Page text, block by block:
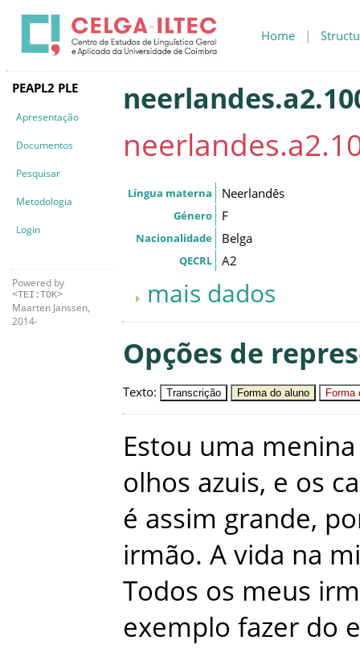
Home |
PEAPL2 PLE
Apresentação
Documentos
Pesquisar
Metodologia
Login
Powered by
<TEI:TOK>
Maarten Janssen,
2014-
Língua materna Neerlandês
Género F
Nacionalidade Belga
QECRL A2
mais dados
Opções de
Texto: Transcrição Forma do aluno Forma
Estou uma menina
olhos azuis, e os
é assim grande,
irmão. A vida na
Todos os meus
exemplo fazer do